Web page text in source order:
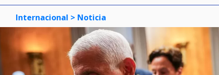
Internacional > Noticia